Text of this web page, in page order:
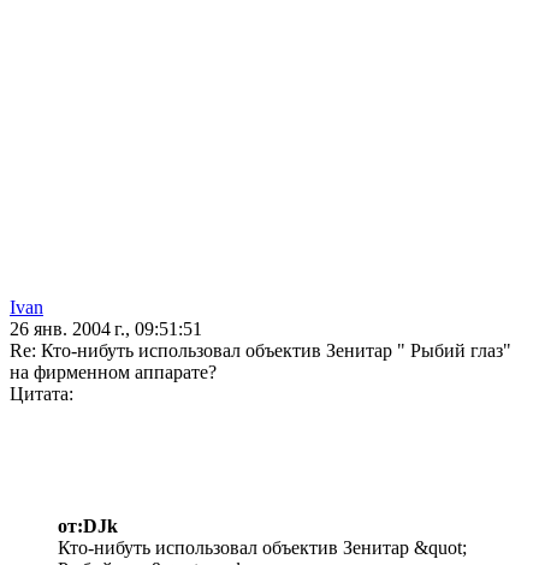
Ivan
26 янв. 2004 г., 09:51:51
Re: Кто-нибуть использовал объектив Зенитар " Рыбий глаз"
на фирменном аппарате?
Цитата:
от:DJk
Кто-нибуть использовал объектив Зенитар &quot;